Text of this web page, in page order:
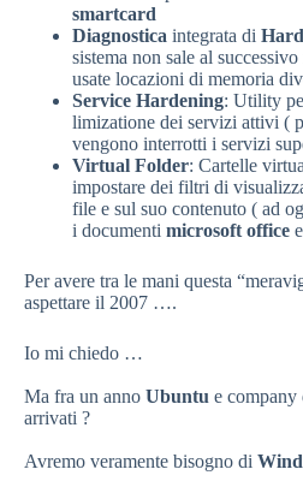
smartcard
Diagnostica integrata di
sistema non sale al
usate locazioni di memoria
Service Hardening: Utility
limizatione dei servizi attivi (
vengono interrotti i servizi
Virtual Folder: Cartelle
impostare dei filtri di
file e sul suo contenuto ( ad
i documenti microsoft office
Per avere tra le mani questa
aspettare il 2007 ….
Io mi chiedo …
Ma fra un anno Ubuntu e company
arrivati ?
Avremo veramente bisogno di